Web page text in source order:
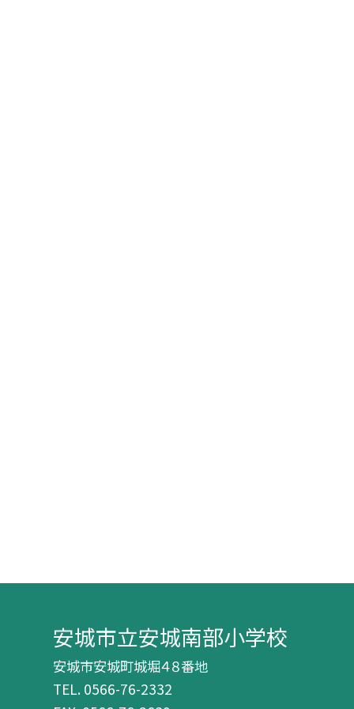
安城市立安城南部小学校
安城市安城町城堀４８番地
TEL. 0566-76-2332